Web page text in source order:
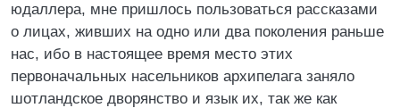
юдаллера, мне пришлось пользоваться рассказами
о лицах, живших на одно или два поколения раньше
нас, ибо в настоящее время место этих
первоначальных насельников архипелага заняло
шотландское дворянство и язык их, так же как